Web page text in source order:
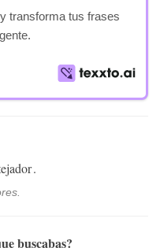
transforma tus frases
.
buscabas?